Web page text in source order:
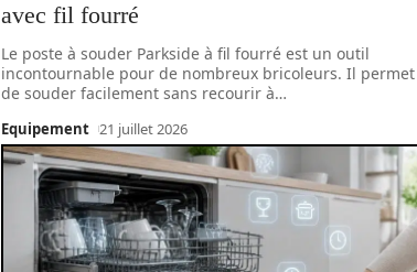
avec fil fourré
Le poste à souder Parkside à fil fourré est un outil
incontournable pour de nombreux bricoleurs. Il permet
de souder facilement sans recourir à…
Equipement 21 juillet 2026